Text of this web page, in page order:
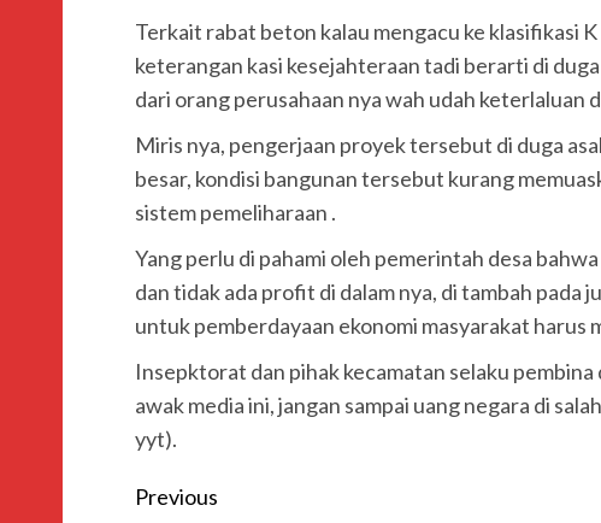
Terkait rabat beton kalau mengacu ke klasifikasi
keterangan kasi kesejahteraan tadi berarti di
dari orang perusahaan nya wah udah keterlaluan
Miris nya, pengerjaan proyek tersebut di duga
besar, kondisi bangunan tersebut kurang
sistem pemeliharaan .
Yang perlu di pahami oleh pemerintah desa
dan tidak ada profit di dalam nya, di tambah pada
untuk pemberdayaan ekonomi masyarakat harus
Insepktorat dan pihak kecamatan selaku
awak media ini, jangan sampai uang negara di
yyt).
Previous